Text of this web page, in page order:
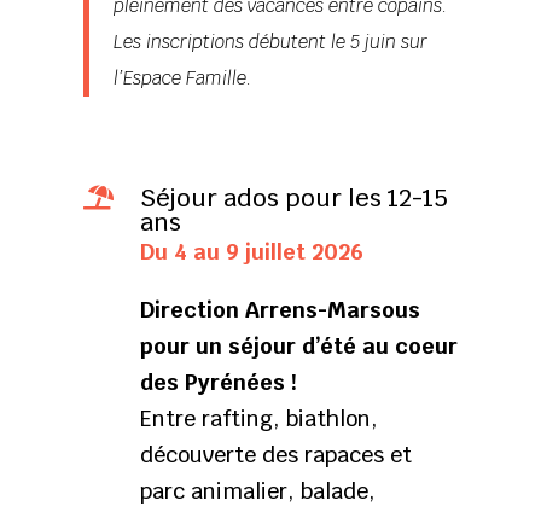
pleinement des vacances entre copains.
Les inscriptions débutent le 5 juin sur
l’Espace Famille.
 Séjour ados pour les 12-15
ans
Du 4 au 9 juillet 2026
Direction Arrens-Marsous
pour un séjour d’été au coeur
des Pyrénées !
Entre rafting, biathlon,
découverte des rapaces et
parc animalier, balade,